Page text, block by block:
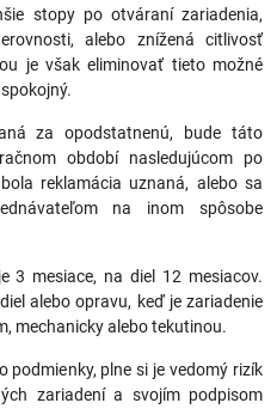
stopy po otváraní zariadenia,
alebo znížená citlivosť
je však eliminovať tieto možné
za opodstatnenú, bude táto
období nasledujúcom po
reklamácia uznaná, alebo sa
na inom spôsobe
3 mesiace, na diel 12 mesiacov.
alebo opravu, keď je zariadenie
mechanicky alebo tekutinou.
plne si je vedomý rizík
zariadení a svojím podpisom